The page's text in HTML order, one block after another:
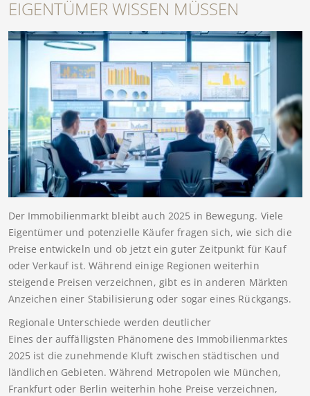
EIGENTÜMER WISSEN MÜSSEN
Der Immobilienmarkt bleibt auch 2025 in Bewegung. Viele
Eigentümer und potenzielle Käufer fragen sich, wie sich die
Preise entwickeln und ob jetzt ein guter Zeitpunkt für Kauf
oder Verkauf ist. Während einige Regionen weiterhin
steigende Preisen verzeichnen, gibt es in anderen Märkten
Anzeichen einer Stabilisierung oder sogar eines Rückgangs.
Regionale Unterschiede werden deutlicher
Eines der auffälligsten Phänomene des Immobilienmarktes
2025 ist die zunehmende Kluft zwischen städtischen und
ländlichen Gebieten. Während Metropolen wie München,
Frankfurt oder Berlin weiterhin hohe Preise verzeichnen,